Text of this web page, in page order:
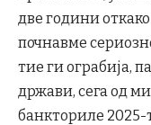
две години
почнавме
тие ги ограбија,
држави, сега од
банкториле 2025-